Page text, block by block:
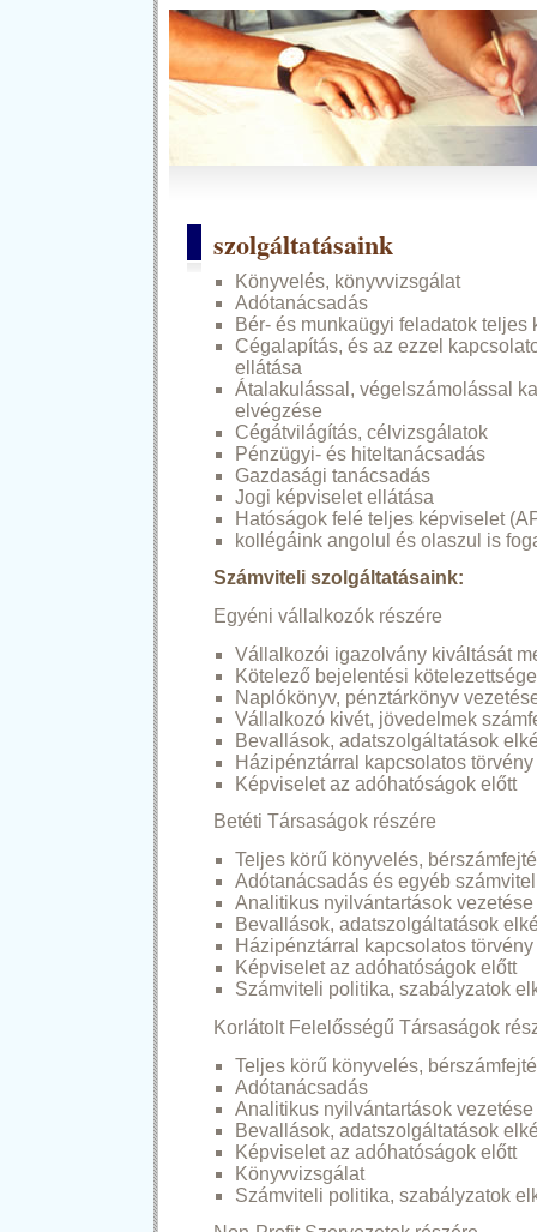
szolgáltatásaink
Könyvelés, könyvvizsgálat
Adótanácsadás
Bér- és munkaügyi feladatok teljes
Cégalapítás, és az ezzel
ellátása
Átalakulással, végelszámolással
elvégzése
Cégátvilágítás, célvizsgálatok
Pénzügyi- és hiteltanácsadás
Gazdasági tanácsadás
Jogi képviselet ellátása
Hatóságok felé teljes képviselet
kollégáink angolul és olaszul is
Számviteli szolgáltatásaink:
Egyéni vállalkozók részére
Vállalkozói igazolvány kiváltását
Kötelező bejelentési
Naplókönyv, pénztárkönyv
Vállalkozó kivét, jövedelmek
Bevallások, adatszolgáltatások
Házipénztárral kapcsolatos
Képviselet az adóhatóságok előtt
Betéti Társaságok részére
Teljes körű könyvelés,
Adótanácsadás és egyéb
Analitikus nyilvántartások vezetése
Bevallások, adatszolgáltatások
Házipénztárral kapcsolatos
Képviselet az adóhatóságok előtt
Számviteli politika, szabályzatok
Korlátolt Felelősségű Társaságok
Teljes körű könyvelés,
Adótanácsadás
Analitikus nyilvántartások vezetése
Bevallások, adatszolgáltatások
Képviselet az adóhatóságok előtt
Könyvvizsgálat
Számviteli politika, szabályzatok